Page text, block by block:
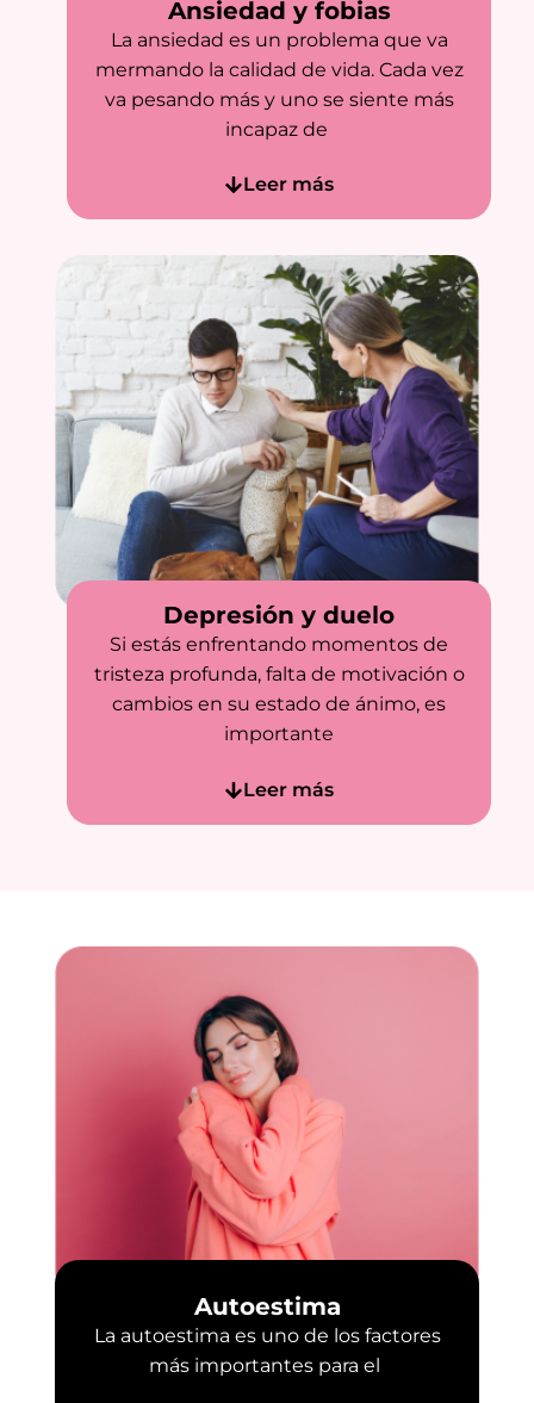
Ansiedad y fobias
La ansiedad es un problema que va
mermando la calidad de vida. Cada vez
va pesando más y uno se siente más
incapaz de
Leer más
Depresión y duelo
Si estás enfrentando momentos de
tristeza profunda, falta de motivación o
cambios en su estado de ánimo, es
importante
Leer más
Autoestima
La autoestima es uno de los factores
más importantes para el